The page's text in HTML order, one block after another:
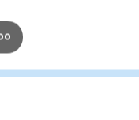
reproducción no